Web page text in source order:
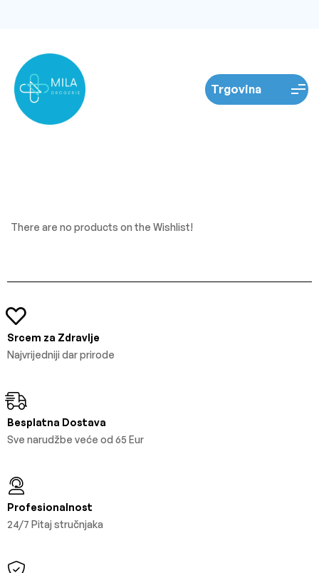
There are no products on the Wishlist!
Srcem za Zdravlje
Najvrijedniji dar prirode
Besplatna Dostava
Sve narudžbe veće od 65 Eur
Profesionalnost
24/7 Pitaj stručnjaka